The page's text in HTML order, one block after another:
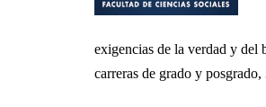
exigencias de la verdad y del
carreras de grado y